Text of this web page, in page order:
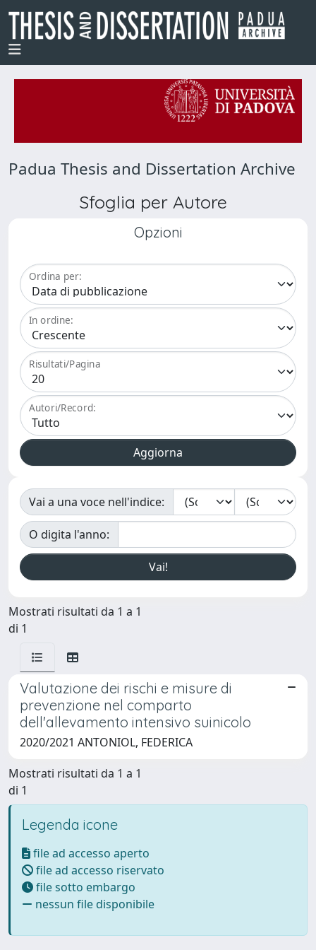
Padua Thesis and Dissertation Archive
Sfoglia per Autore
Opzioni
Ordina per:
In ordine:
Risultati/Pagina
Autori/Record:
Vai a una voce nell'indice:
O digita l'anno:
Mostrati risultati da 1 a 1
di 1
Valutazione dei rischi e misure di
prevenzione nel comparto
dell'allevamento intensivo suinicolo
2020/2021 ANTONIOL, FEDERICA
Mostrati risultati da 1 a 1
di 1
Legenda icone
file ad accesso aperto
file ad accesso riservato
file sotto embargo
nessun file disponibile